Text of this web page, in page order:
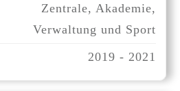
Zentrale, Akademie,
Verwaltung und Sport
2019 - 2021